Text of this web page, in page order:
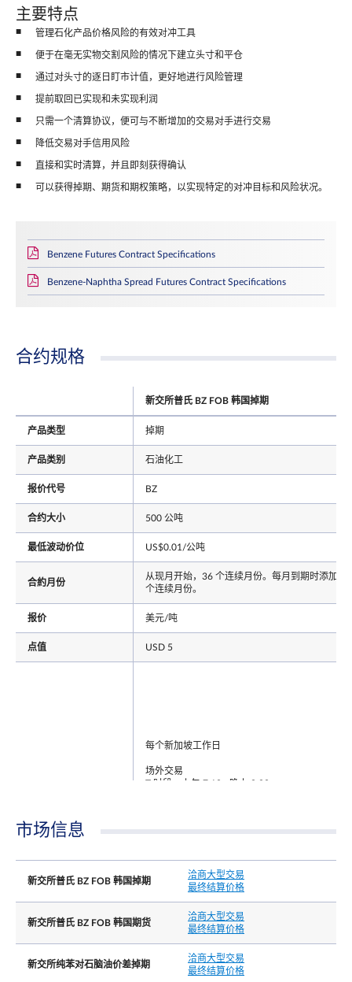
主要特点
管理石化产品价格风险的有效对冲工具
便于在毫无实物交割风险的情况下建立头寸和平仓
通过对头寸的逐日盯市计值，更好地进行风险管理
提前取回已实现和未实现利润
只需一个清算协议，便可与不断增加的交易对手进行交易
降低交易对手信用风险
直接和实时清算，并且即刻获得确认
可以获得掉期、期货和期权策略，以实现特定的对冲目标和风险状况。
Benzene Futures Contract Specifications
Benzene-Naphtha Spread Futures Contract Specifications
合约规格
新交所普氏 BZ FOB 韩国掉期
产品类型 掉期
产品类别 石油化工
报价代号 BZ
合约大小 500 公吨
最低波动价位 US$0.01/公吨
合約月份
从现月开始，36 个连续月份。每月到期时添加下
个连续月份。
报价 美元/吨
点值 USD 5
每个新加坡工作日
场外交易
T 时段：上午 7.10 - 晚上 8.00
段注册T 时段的交易
最后交易日时间
上午 7.10 - 晚上 8.00
注: 在 T 时段结束后, 交易者还有 30 分钟的宽限时
市场信息
新交所普氏 BZ FOB 韩国掉期
洽商大型交易
最终结算价格
新交所普氏 BZ FOB 韩国期货
洽商大型交易
最终结算价格
新交所纯苯对石脑油价差掉期
洽商大型交易
最终结算价格